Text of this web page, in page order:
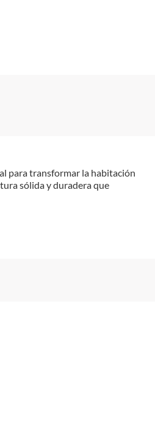
para transformar la habitación
sólida y duradera que